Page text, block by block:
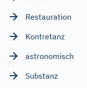
Restauration
Kontretanz
astronomisch
Substanz